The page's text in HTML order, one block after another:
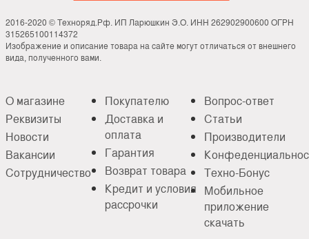
2016-2020 © Техноряд.Рф. ИП Ларюшкин Э.О. ИНН 262902900600 ОГРН
315265100114372
Изображение и описание товара на сайте могут отличаться от внешнего
вида, полученного вами.
О магазине
Реквизиты
Новости
Вакансии
Сотрудничество
Покупателю
Доставка и
оплата
Гарантия
Возврат товара
Кредит и условия
рассрочки
Вопрос-ответ
Статьи
Производители
Техно-Бонус
Мобильное
приложение
скачать